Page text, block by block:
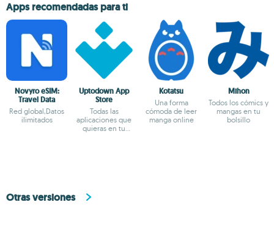
Apps recomendadas para ti
Novyro eSIM:
Travel Data
Red global,Datos
ilimitados
Uptodown App
Store
Todas las
aplicaciones que
quieras en tu
Kotatsu
Una forma
cómoda de leer
manga online
Mihon
Todos los cómics y
mangas en tu
bolsillo
Otras versiones